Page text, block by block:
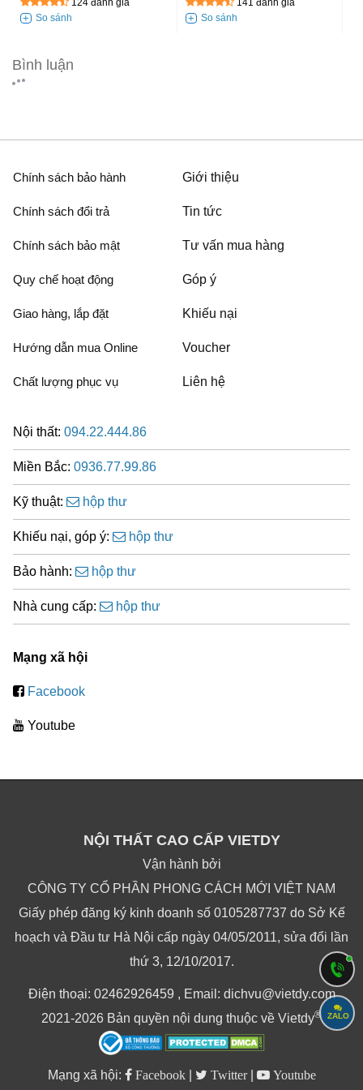
124 đánh giá 141 đánh giá
Bình luận
Chính sách bảo hành
Chính sách đổi trả
Chính sách bảo mật
Quy chế hoạt động
Giao hàng, lắp đặt
Hướng dẫn mua Online
Chất lượng phục vụ
Giới thiệu
Tin tức
Tư vấn mua hàng
Góp ý
Khiếu nại
Voucher
Liên hệ
Nội thất: 094.22.444.86
Miền Bắc: 0936.77.99.86
Kỹ thuật: hộp thư
Khiếu nại, góp ý: hộp thư
Bảo hành: hộp thư
Nhà cung cấp: hộp thư
Mạng xã hội
Facebook
Youtube
NỘI THẤT CAO CẤP VIETDY
Vận hành bởi
CÔNG TY CỔ PHẦN PHONG CÁCH MỚI VIỆT NAM
Giấy phép đăng ký kinh doanh số 0105287737 do Sở Kế
hoạch và Đầu tư Hà Nội cấp ngày 04/05/2011, sửa đổi lần
thứ 3, 12/10/2017.
Điện thoại: 02462926459 , Email: dichvu@vietdy.com
2021-2026 Bản quyền nội dung thuộc về Vietdy®
Mạng xã hội: Facebook Twitter Youtube
ZALO